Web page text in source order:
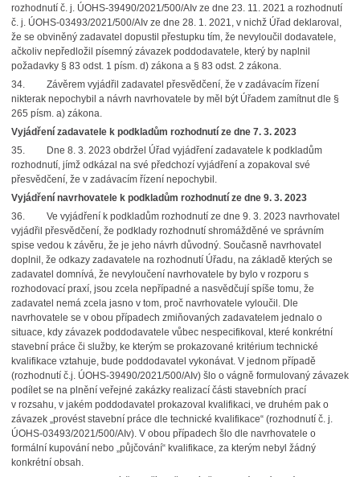
rozhodnutí č. j. ÚOHS-39490/2021/500/AIv ze dne 23. 11. 2021 a rozhodnutí
č. j. ÚOHS-03493/2021/500/AIv ze dne 28. 1. 2021, v nichž Úřad deklaroval,
že se obviněný zadavatel dopustil přestupku tím, že nevyloučil dodavatele,
ačkoliv nepředložil písemný závazek poddodavatele, který by naplnil
požadavky § 83 odst. 1 písm. d) zákona a § 83 odst. 2 zákona.
34. Závěrem vyjádřil zadavatel přesvědčení, že v zadávacím řízení
nikterak nepochybil a návrh navrhovatele by měl být Úřadem zamítnut dle §
265 písm. a) zákona.
Vyjádření zadavatele k podkladům rozhodnutí ze dne 7. 3. 2023
35. Dne 8. 3. 2023 obdržel Úřad vyjádření zadavatele k podkladům
rozhodnutí, jímž odkázal na své předchozí vyjádření a zopakoval své
přesvědčení, že v zadávacím řízení nepochybil.
Vyjádření navrhovatele k podkladům rozhodnutí ze dne 9. 3. 2023
36. Ve vyjádření k podkladům rozhodnutí ze dne 9. 3. 2023 navrhovatel
vyjádřil přesvědčení, že podklady rozhodnutí shromážděné ve správním
spise vedou k závěru, že je jeho návrh důvodný. Současně navrhovatel
doplnil, že odkazy zadavatele na rozhodnutí Úřadu, na základě kterých se
zadavatel domnívá, že nevyloučení navrhovatele by bylo v rozporu s
rozhodovací praxí, jsou zcela nepřípadné a nasvědčují spíše tomu, že
zadavatel nemá zcela jasno v tom, proč navrhovatele vyloučil. Dle
navrhovatele se v obou případech zmiňovaných zadavatelem jednalo o
situace, kdy závazek poddodavatele vůbec nespecifikoval, které konkrétní
stavební práce či služby, ke kterým se prokazované kritérium technické
kvalifikace vztahuje, bude poddodavatel vykonávat. V jednom případě
(rozhodnutí č.j. ÚOHS-39490/2021/500/AIv) šlo o vágně formulovaný závazek
podílet se na plnění veřejné zakázky realizací části stavebních prací
v rozsahu, v jakém poddodavatel prokazoval kvalifikaci, ve druhém pak o
závazek „provést stavební práce dle technické kvalifikace“ (rozhodnutí č. j.
ÚOHS-03493/2021/500/AIv). V obou případech šlo dle navrhovatele o
formální kupování nebo „půjčování“ kvalifikace, za kterým nebyl žádný
konkrétní obsah.